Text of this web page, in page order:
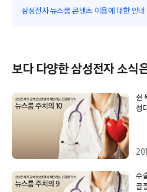
삼성전자 뉴스룸 콘텐츠 이용에 대한 안내
보다 다양한 삼성전자 소식
쉰
성
수
골